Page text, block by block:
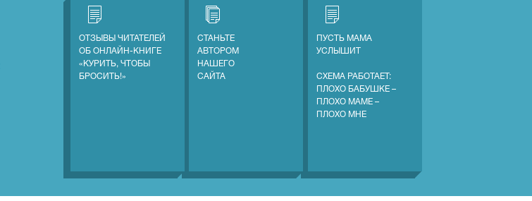
ОТЗЫВЫ ЧИТАТЕЛЕЙ
ОБ ОНЛАЙН-КНИГЕ
«КУРИТЬ, ЧТОБЫ
БРОСИТЬ!»
СТАНЬТЕ
АВТОРОМ
НАШЕГО
САЙТА
ПУСТЬ МАМА
УСЛЫШИТ
СХЕМА РАБОТАЕТ:
ПЛОХО БАБУШКЕ –
ПЛОХО МАМЕ –
ПЛОХО МНЕ